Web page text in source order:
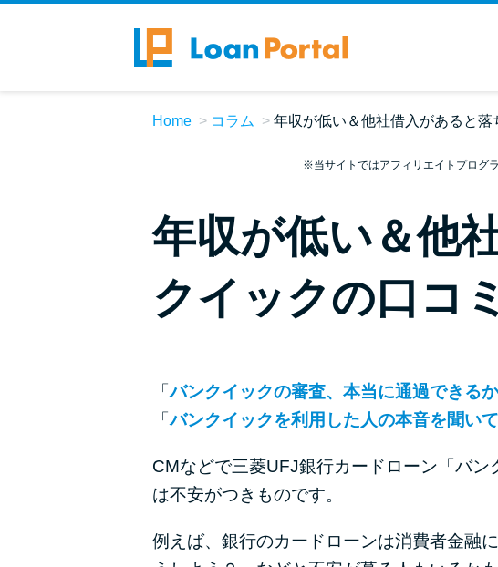
Home コラム 年収が低い＆他社借入があると
※当サイトではアフィリエイトプログ
年収が低い＆他
クイックの口コ
「バンクイックの審査、本当に通過できる
「バンクイックを利用した人の本音を聞い
CMなどで三菱UFJ銀行カードローン「バ
は不安がつきものです。
例えば、銀行のカードローンは消費者金融